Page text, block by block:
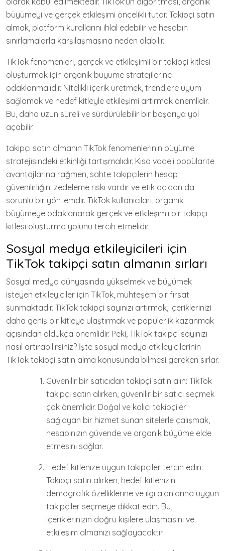
büyümeyi ve gerçek etkileşimi öncelikli tutar. Takipçi satın
almak, platform kurallarını ihlal edebilir ve hesabın
sınırlamalarla karşılaşmasına neden olabilir.
TikTok fenomenleri, gerçek ve etkileşimli bir takipçi kitlesi
oluşturmak için organik büyüme stratejilerine
odaklanmalıdır. Nitelikli içerik üretmek, trendlere uyum
sağlamak ve hedef kitleyle etkileşimi artırmak önemlidir.
Bu, daha uzun süreli ve sürdürülebilir bir başarıya yol
açabilir.
takipçi satın almanın TikTok fenomenlerinin büyüme
stratejisindeki etkinliği tartışmalıdır. Kısa vadeli popülarite
avantajlarına rağmen, sahte takipçilerin hesap
güvenilirliğini zedeleme riski vardır ve etik açıdan da
sorunlu bir yöntemdir. TikTok kullanıcıları, organik
büyümeye odaklanarak gerçek ve etkileşimli bir takipçi
kitlesi oluşturma yolunu tercih etmelidir.
Sosyal medya etkileyicileri için
TikTok takipçi satın almanın sırları
Sosyal medya dünyasında yükselmek ve büyümek
isteyen etkileyiciler için TikTok, muhteşem bir fırsat
sunmaktadır. TikTok takipçi sayınızı artırmak, içeriklerinizi
daha geniş bir kitleye ulaştırmak ve popülerlik kazanmak
açısından oldukça önemlidir. Peki, TikTok takipçi sayınızı
nasıl artırabilirsiniz? İşte sosyal medya etkileyicilerinin
TikTok takipçi satın alma konusunda bilmesi gereken sırlar.
Güvenilir bir satıcıdan takipçi satın alın: TikTok
takipçi satın alırken, güvenilir bir satıcı seçmek
çok önemlidir. Doğal ve kalıcı takipçiler
sağlayan bir hizmet sunan sitelerle çalışmak,
hesabınızın güvende ve organik büyüme elde
etmesini sağlar.
Hedef kitlenize uygun takipçiler tercih edin:
Takipçi satın alırken, hedef kitlenizin
demografik özelliklerine ve ilgi alanlarına uygun
takipçiler seçmeye dikkat edin. Bu,
içeriklerinizin doğru kişilere ulaşmasını ve
etkileşim almanızı sağlayacaktır.